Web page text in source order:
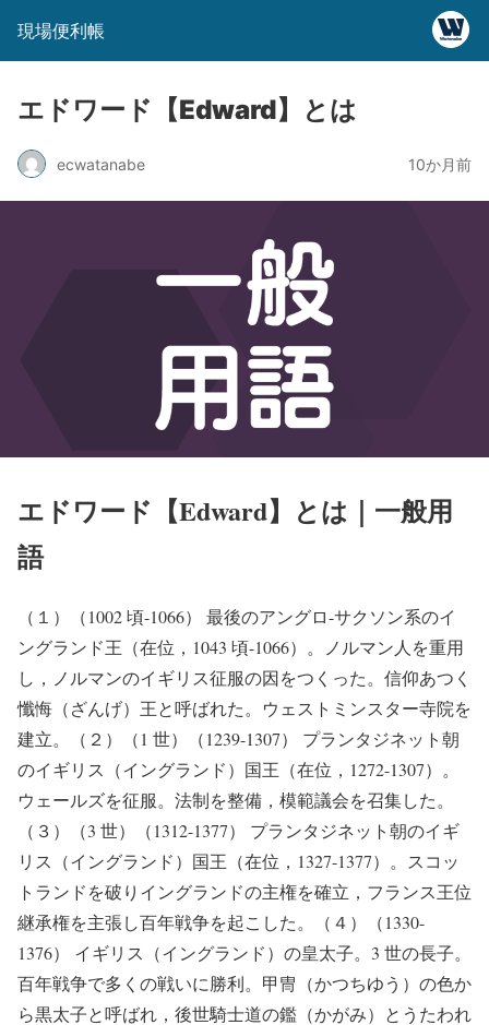
現場便利帳
エドワード【Edward】とは
ecwatanabe 10か月前
エドワード【Edward】とは｜一般用
語
（１）（1002 頃-1066） 最後のアングロ-サクソン系のイ
ングランド王（在位，1043 頃-1066）。ノルマン人を重用
し，ノルマンのイギリス征服の因をつくった。信仰あつく
懺悔（ざんげ）王と呼ばれた。ウェストミンスター寺院を
建立。（２）（1 世）（1239-1307） プランタジネット朝
のイギリス（イングランド）国王（在位，1272-1307）。
ウェールズを征服。法制を整備，模範議会を召集した。
（３）（3 世）（1312-1377） プランタジネット朝のイギ
リス（イングランド）国王（在位，1327-1377）。スコッ
トランドを破りイングランドの主権を確立，フランス王位
継承権を主張し百年戦争を起こした。（４）（1330-
1376） イギリス（イングランド）の皇太子。3 世の長子。
百年戦争で多くの戦いに勝利。甲冑（かつちゆう）の色か
ら黒太子と呼ばれ，後世騎士道の鑑（かがみ）とうたわれ